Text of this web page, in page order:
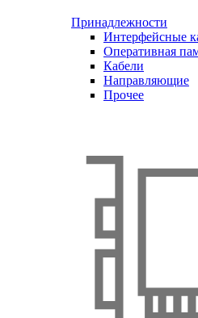
Принадлежности
Интерфейсные
Оперативная
Кабели
Направляющие
Прочее